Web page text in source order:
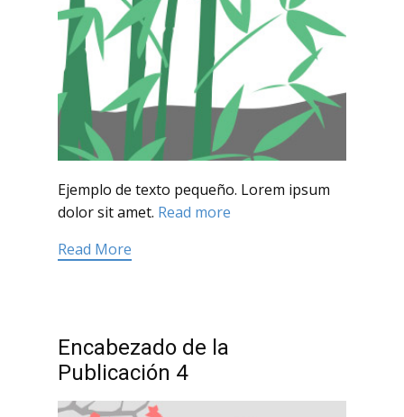
Ejemplo de texto pequeño. Lorem ipsum
dolor sit amet. Read more
Read More
Encabezado de la
Publicación 4